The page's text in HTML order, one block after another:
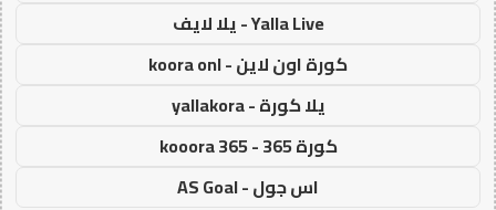
Yalla Live - يلا لايف
كورة اون لاين - koora onl
يلا كورة - yallakora
كورة 365 - kooora 365
اس جول - AS Goal